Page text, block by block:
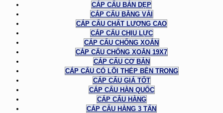
CÁP CẨU BẢN DẸP
CÁP CẨU BẰNG VẢI
CÁP CẨU CHẤT LƯỢNG CAO
CÁP CẨU CHỊU LỰC
CÁP CẨU CHỐNG XOẮN
CÁP CẨU CHỐNG XOẮN 19X7
CÁP CẨU CƠ BẢN
CÁP CẨU CÓ LÕI THÉP BÊN TRONG
CÁP CẨU GIÁ TỐT
CÁP CẨU HÀN QUỐC
CÁP CẨU HÀNG
CÁP CẨU HÀNG 3 TẤN